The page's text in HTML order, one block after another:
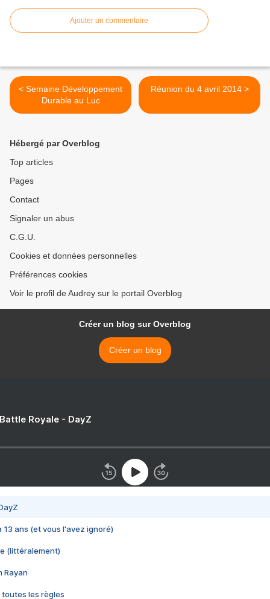
Ajouter un commentaire
< Semaine Développement
Durable au Luc
Réunion du 4 avril 2014 >
Hébergé par Overblog
Top articles
Pages
Contact
Signaler un abus
C.G.U.
Cookies et données personnelles
Préférences cookies
Voir le profil de Audrey sur le portail Overblog
Créer un blog sur Overblog
Créer un blog
Royale - DayZ
13 ans (et vous l'avez ignoré)
(littéralement)
Rayan
toutes les règles